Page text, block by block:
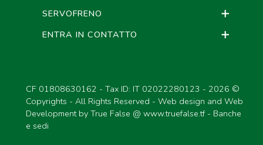
SERVOFRENO
ENTRA IN CONTATTO
CF 01808630162 - Tax ID: IT 02022280123 - 2026 ©
Copyrights - All Rights Reserved - Web design and Web
Development by True False @ www.truefalse.tf- Banche
e sedi